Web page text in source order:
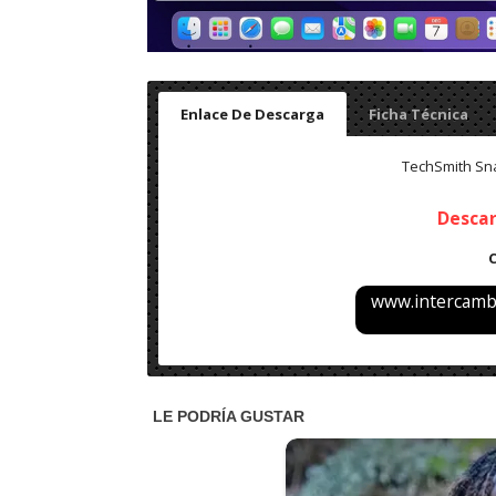
Enlace De Descarga Ficha Técnica
TechSmith
Nombre: Snagit 2023 para macOS
Versión:
Tipo de instalación
: Instalador fuera de
Arquitectura de compatibilidad: Apple M1,